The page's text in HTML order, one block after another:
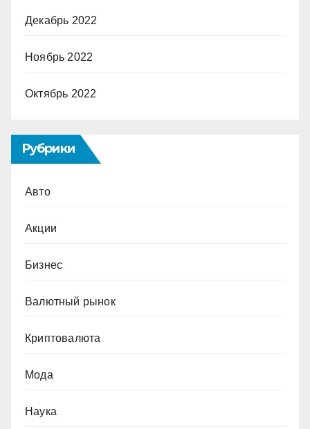
Декабрь 2022
Ноябрь 2022
Октябрь 2022
Рубрики
Авто
Акции
Бизнес
Валютный рынок
Криптовалюта
Мода
Наука